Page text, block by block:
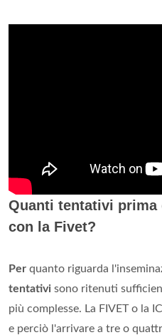
Quanti tentativi prima
con la Fivet?
Per quanto riguarda
tentativi sono ritenuti
più complesse. La FIVET o la
e perciò l'arrivare a tre o